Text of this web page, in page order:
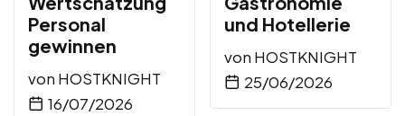
Personal
gewinnen
von HOSTKNIGHT
16/07/2026
und Hotellerie
von HOSTKNIGHT
25/06/2026